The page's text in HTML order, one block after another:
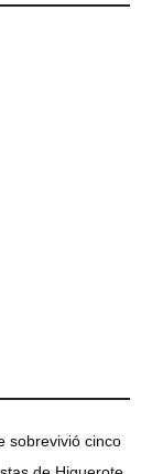
sobrevivió cinco